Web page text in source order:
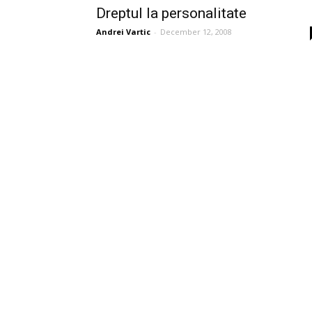
Dreptul la personalitate
Andrei Vartic - December 12, 2008